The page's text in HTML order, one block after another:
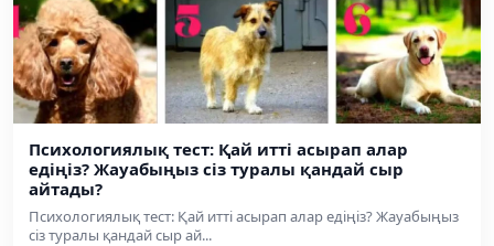
Психологиялық тест: Қай итті асырап алар
едіңіз? Жауабыңыз сіз туралы қандай сыр
айтады?
Психологиялық тест: Қай итті асырап алар едіңіз? Жауабыңыз
сіз туралы қандай сыр ай...